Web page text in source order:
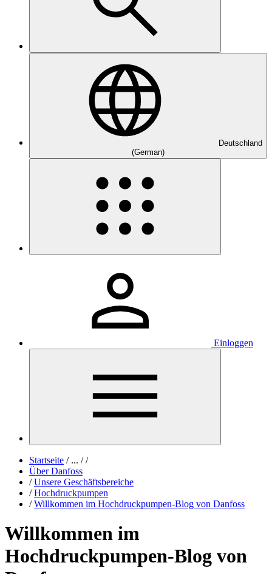
Deutschland
(German)
Einloggen
Startseite /... / /
Über Danfoss
/ Unsere Geschäftsbereiche
/ Hochdruckpumpen
/ Willkommen im Hochdruckpumpen-Blog von Danfoss
Willkommen im
Hochdruckpumpen-Blog von